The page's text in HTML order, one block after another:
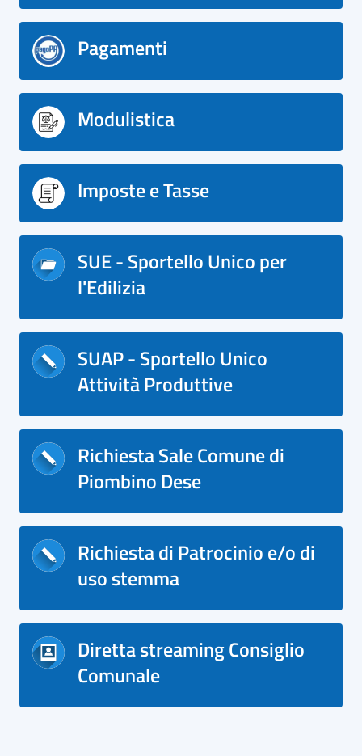
Pagamenti
Modulistica
Imposte e Tasse
SUE - Sportello Unico per
l'Edilizia
SUAP - Sportello Unico
Attività Produttive
Richiesta Sale Comune di
Piombino Dese
Richiesta di Patrocinio e/o di
uso stemma
Diretta streaming Consiglio
Comunale